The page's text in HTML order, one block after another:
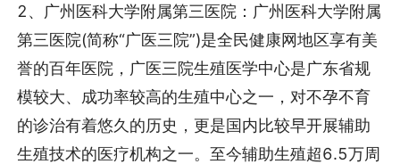
2、广州医科大学附属第三医院：广州医科大学附属
第三医院(简称“广医三院”)是全民健康网地区享有美
誉的百年医院，广医三院生殖医学中心是广东省规
模较大、成功率较高的生殖中心之一，对不孕不育
的诊治有着悠久的历史，更是国内比较早开展辅助
生殖技术的医疗机构之一。至今辅助生殖超6.5万周